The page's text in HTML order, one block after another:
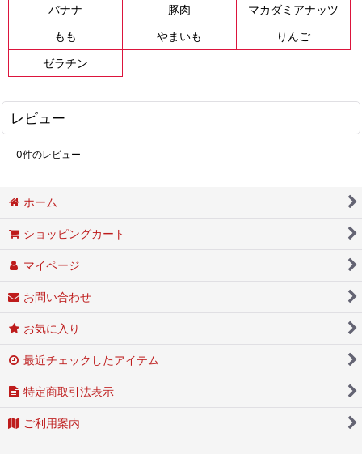
バナナ
豚肉
マカダミアナッツ
もも
やまいも
りんご
ゼラチン
レビュー
0件のレビュー
ホーム
ショッピングカート
マイページ
お問い合わせ
お気に入り
最近チェックしたアイテム
特定商取引法表示
ご利用案内